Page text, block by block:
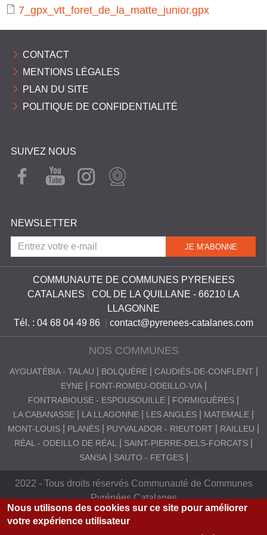
C
M
N
P
N
E
A
T
L
N
E
7_gpx_vtt_foret_de_la_matte_junior.gpx
CONTACT
MENTIONS LÉGALES
PLAN DU SITE
POLITIQUE DE CONFIDENTIALITÉ
SUIVEZ NOUS
FAC
EBO
YOU
TUB
INST
AGR
WEB
CAM
NEWSLETTER
COMMUNAUTE DE COMMUNES PYRENEES
CATALANES
COL DE LA QUILLANE - 66210 LA
LLAGONNE
Tél. : 04 68 04 49 86
contact@pyrenees-catalanes.com
NOS COMMUNES
AYGUATÉBIA - TALAU BOLQUÈRE
CAUDIÈS-DE-CONFLENT
EYNE
FONT-ROMEU-ODEILLO-VIA
FONTRABIOUSE - ESPOUSOUILLE
FORMIGUÈRES
LA CABANASSE
LA LLAGONNE LES ANGLES
MATEMALE
MONT-LOUIS
PLANÈS PUYVALADOR - RIEUTORT
RAILLEU
RÉAL - ODEILLO DE RÉAL
SAINT-PIERRE-DELS-FORCATS
SANSA
SAUTO - FETGES
2022 - Tous droits réservés Communauté de Communes
Pyrénées Catalanes
Nous utilisons des cookies sur ce site pour améliorer
votre expérience utilisateur